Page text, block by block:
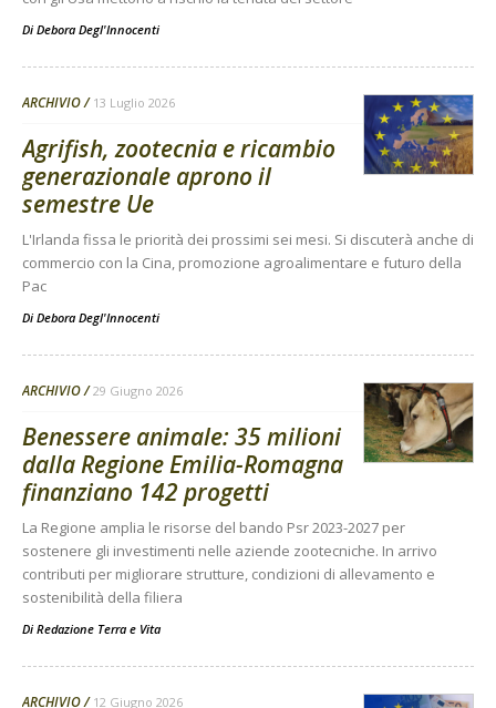
Di Debora Degl'Innocenti
ARCHIVIO 13 Luglio 2026
Agrifish, zootecnia e ricambio
generazionale aprono il
semestre Ue
L'Irlanda fissa le priorità dei prossimi sei mesi. Si discuterà anche di
commercio con la Cina, promozione agroalimentare e futuro della
Pac
Di Debora Degl'Innocenti
ARCHIVIO 29 Giugno 2026
Benessere animale: 35 milioni
dalla Regione Emilia-Romagna
finanziano 142 progetti
La Regione amplia le risorse del bando Psr 2023-2027 per
sostenere gli investimenti nelle aziende zootecniche. In arrivo
contributi per migliorare strutture, condizioni di allevamento e
sostenibilità della filiera
Di Redazione Terra e Vita
ARCHIVIO 12 Giugno 2026